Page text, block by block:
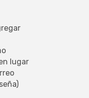
lugar